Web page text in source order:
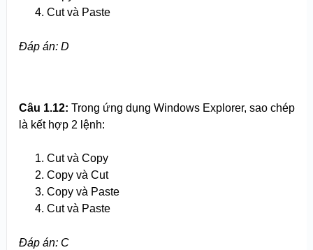
Cut và Paste
Đáp án: D
Câu 1.12: Trong ứng dụng Windows Explorer, sao chép
là kết hợp 2 lệnh:
Cut và Copy
Copy và Cut
Copy và Paste
Cut và Paste
Đáp án: C